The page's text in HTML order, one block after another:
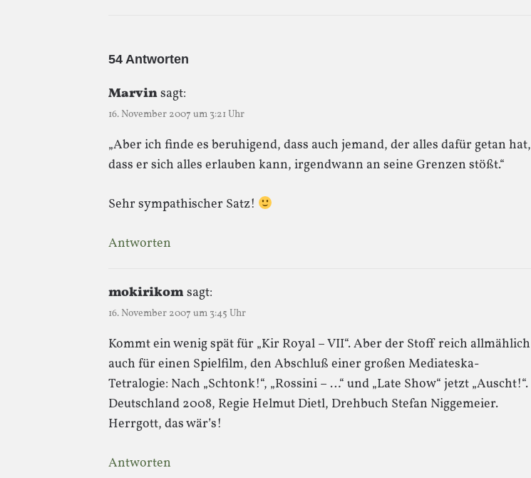
54 Antworten
Marvinsagt:
16. November 2007 um 3:21 Uhr
„Aber ich finde es beruhigend, dass auch jemand, der alles dafür getan hat,
dass er sich alles erlauben kann, irgendwann an seine Grenzen stößt.“
Sehr sympathischer Satz!
Antworten
mokirikomsagt:
16. November 2007 um 3:45 Uhr
Kommt ein wenig spät für „Kir Royal – VII“. Aber der Stoff reich allmählich
auch für einen Spielfilm, den Abschluß einer großen Mediateska-
Tetralogie: Nach „Schtonk!“, „Rossini – …“ und „Late Show“ jetzt „Auscht!“.
Deutschland 2008, Regie Helmut Dietl, Drehbuch Stefan Niggemeier.
Herrgott, das wär’s!
Antworten